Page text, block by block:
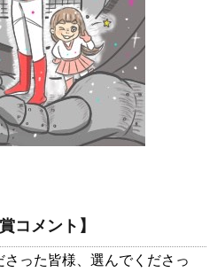
コメント】
った皆様、選んでくださっ